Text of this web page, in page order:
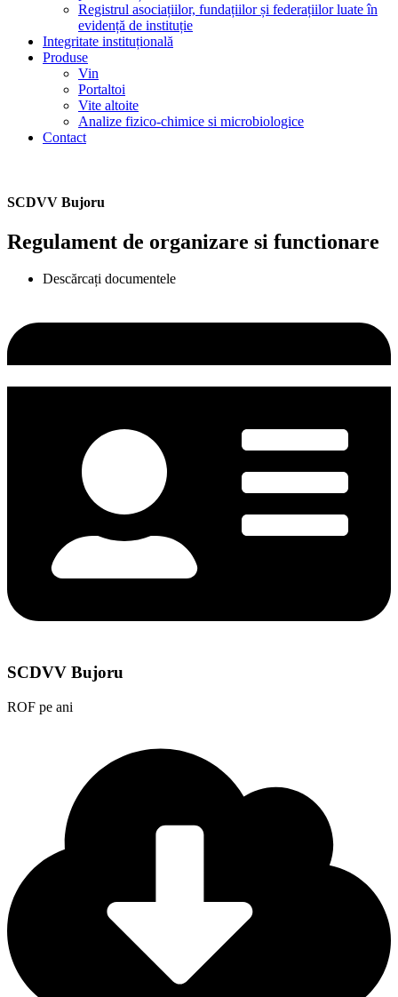
Registrul asociațiilor, fundațiilor și federațiilor luate în
evidență de instituție
Integritate instituțională
Produse
Vin
Portaltoi
Vite altoite
Analize fizico-chimice si microbiologice
Contact
SCDVV Bujoru
Regulament de organizare si functionare
Descărcați documentele
SCDVV Bujoru
ROF pe ani